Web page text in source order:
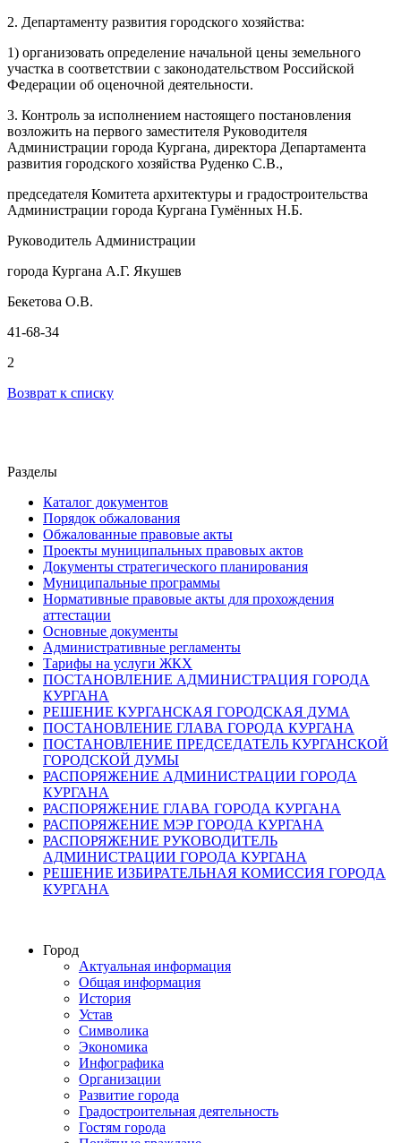
2. Департаменту развития городского хозяйства:
1) организовать определение начальной цены земельного
участка в соответствии с законодательством Российской
Федерации об оценочной деятельности.
3. Контроль за исполнением настоящего постановления
возложить на первого заместителя Руководителя
Администрации города Кургана, директора Департамента
развития городского хозяйства Руденко С.В.,
председателя Комитета архитектуры и градостроительства
Администрации города Кургана Гумённых Н.Б.
Руководитель Администрации
города Кургана А.Г. Якушев
Бекетова О.В.
41-68-34
2
Возврат к списку
Разделы
Каталог документов
Порядок обжалования
Обжалованные правовые акты
Проекты муниципальных правовых актов
Документы стратегического планирования
Муниципальные программы
Нормативные правовые акты для прохождения
аттестации
Основные документы
Административные регламенты
Тарифы на услуги ЖКХ
ПОСТАНОВЛЕНИЕ АДМИНИСТРАЦИЯ ГОРОДА
КУРГАНА
РЕШЕНИЕ КУРГАНСКАЯ ГОРОДСКАЯ ДУМА
ПОСТАНОВЛЕНИЕ ГЛАВА ГОРОДА КУРГАНА
ПОСТАНОВЛЕНИЕ ПРЕДСЕДАТЕЛЬ КУРГАНСКОЙ
ГОРОДСКОЙ ДУМЫ
РАСПОРЯЖЕНИЕ АДМИНИСТРАЦИИ ГОРОДА
КУРГАНА
РАСПОРЯЖЕНИЕ ГЛАВА ГОРОДА КУРГАНА
РАСПОРЯЖЕНИЕ МЭР ГОРОДА КУРГАНА
РАСПОРЯЖЕНИЕ РУКОВОДИТЕЛЬ
АДМИНИСТРАЦИИ ГОРОДА КУРГАНА
РЕШЕНИЕ ИЗБИРАТЕЛЬНАЯ КОМИССИЯ ГОРОДА
КУРГАНА
Город
Актуальная информация
Общая информация
История
Устав
Символика
Экономика
Инфографика
Организации
Развитие города
Градостроительная деятельность
Гостям города